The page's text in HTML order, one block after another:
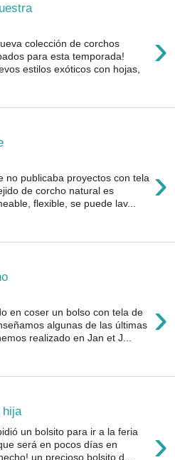
›
colección de corchos
para esta temporada!
estilos exóticos con hojas,
›
no publicaba proyectos con tela
de corcho natural es
flexible, se puede lav...
›
en coser un bolso con tela de
algunas de las últimas
realizado en Jan et J...
hija
›
un bolsito para ir a la feria
será en pocos días en
un precioso bolsito d...